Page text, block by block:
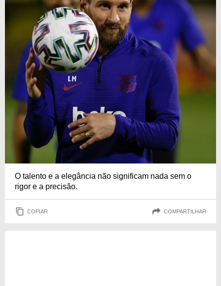
O talento e a elegância não significam nada sem o
rigor e a precisão.
COPIAR COMPARTILHAR